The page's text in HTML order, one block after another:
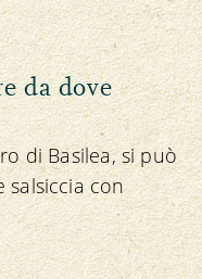
da dove
di Basilea, si può
salsiccia con